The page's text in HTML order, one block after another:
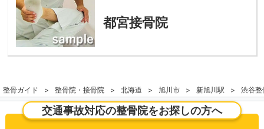
都宮接骨院
整骨ガイド 整骨院・接骨院 北海道 旭川市 新旭川駅 渋谷整
交通事故対応の整骨院をお探しの方へ